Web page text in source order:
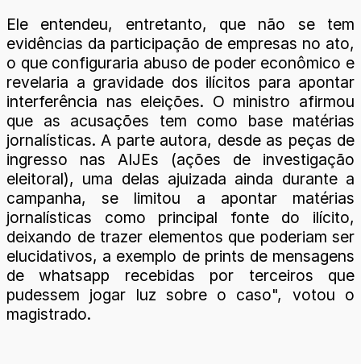
Ele entendeu, entretanto, que não se tem
evidências da participação de empresas no ato,
o que configuraria abuso de poder econômico e
revelaria a gravidade dos ilícitos para apontar
interferência nas eleições. O ministro afirmou
que as acusações tem como base matérias
jornalísticas. A parte autora, desde as peças de
ingresso nas AIJEs (ações de investigação
eleitoral), uma delas ajuizada ainda durante a
campanha, se limitou a apontar matérias
jornalísticas como principal fonte do ilícito,
deixando de trazer elementos que poderiam ser
elucidativos, a exemplo de prints de mensagens
de whatsapp recebidas por terceiros que
pudessem jogar luz sobre o caso", votou o
magistrado.